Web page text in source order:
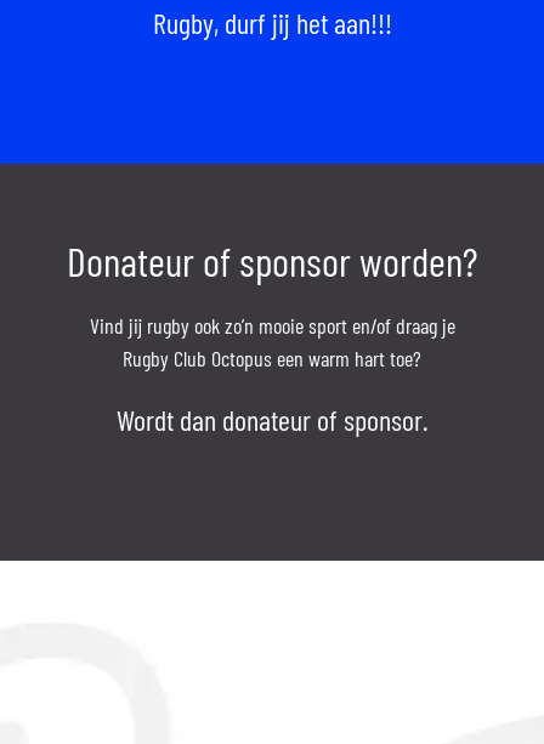
Rugby, durf jij het aan!!!
Donateur of sponsor worden?
Vind jij rugby ook zo’n mooie sport en/of draag je
Rugby Club Octopus een warm hart toe?
Wordt dan donateur of sponsor.